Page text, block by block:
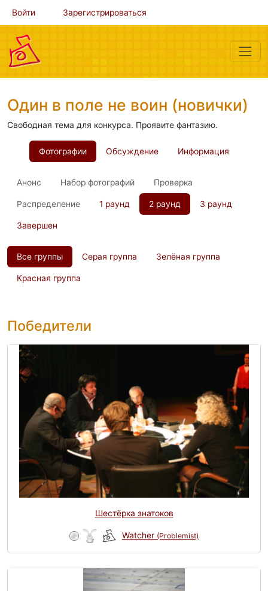
Войти Зарегистрироваться
Один в поле не воин (новички)
Свободная тема для конкурса. Проявите фантазию.
Фотографии Обсуждение Информация
Анонс Набор фотографий Проверка
Распределение 1 раунд 2 раунд 3 раунд
Завершен
Все группы Серая группа Зелёная группа
Красная группа
Победители
Шестёрка знатоков
Watcher (Problemist)